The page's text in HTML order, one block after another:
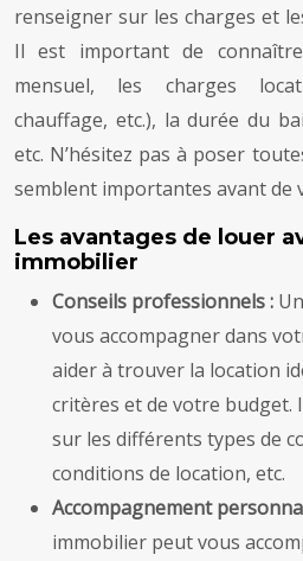
renseigner sur les charges et
Il est important de
mensuel, les charges
chauffage, etc.), la durée du
etc. N’hésitez pas à poser
semblent importantes avant de
Les avantages de louer
immobilier
Conseils professionnels :
vous accompagner dans
aider à trouver la location
critères et de votre budget.
sur les différents types de
conditions de location, etc.
Accompagnement
immobilier peut vous